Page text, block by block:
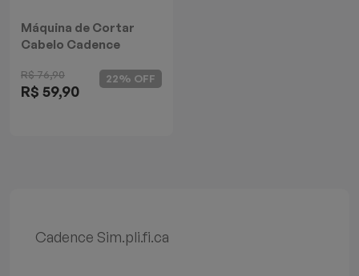
Máquina de Cortar
Cabelo Cadence
R$ 76,90
R$ 59,90
22% OFF
Cadence Sim.pli.fi.ca
Churrasqueiras